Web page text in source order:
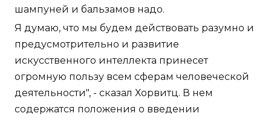
шампуней и бальзамов надо.
Я думаю, что мы будем действовать разумно и
предусмотрительно и развитие
искусственного интеллекта принесет
огромную пользу всем сферам человеческой
деятельности", - сказал Хорвитц. В нем
содержатся положения о введении